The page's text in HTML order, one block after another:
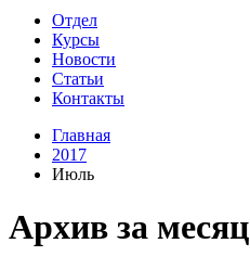
Отдел
Курсы
Новости
Статьи
Контакты
Главная
2017
Июль
Архив за